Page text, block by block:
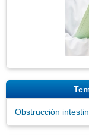
Obstrucción